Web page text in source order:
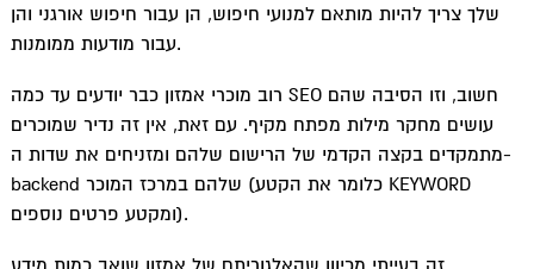
שלך צריך להיות מותאם למנועי חיפוש, הן עבור חיפוש אורגני והן
עבור מודעות ממומנות.
רוב מוכרי אמזון כבר יודעים עד כמה SEO חשוב, וזו הסיבה שהם
עושים מחקר מילות מפתח מקיף. עם זאת, אין זה נדיר שמוכרים
מתמקדים בקצה הקדמי של הרישום שלהם ומזניחים את שדות ה-
backend שלהם במרכז המוכר (כלומר את הקטע KEYWORD
ומקטע פרטים נוספים).